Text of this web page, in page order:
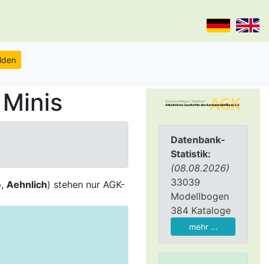
Datenbank-
Statistik:
(08.08.2026)
33039
Modellbogen
384 Kataloge
mehr ...
, Aehnlich) stehen nur AGK-